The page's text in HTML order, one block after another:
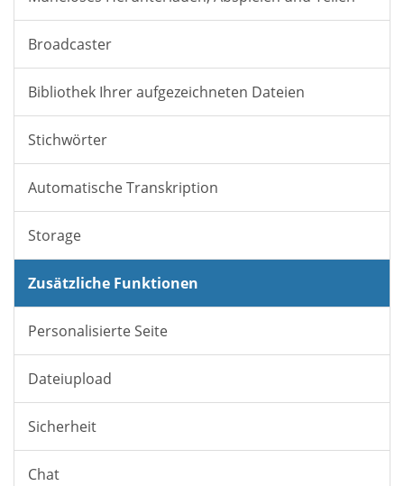
Broadcaster
Bibliothek Ihrer aufgezeichneten Dateien
Stichwörter
Automatische Transkription
Storage
Zusätzliche Funktionen
Personalisierte Seite
Dateiupload
Sicherheit
Chat